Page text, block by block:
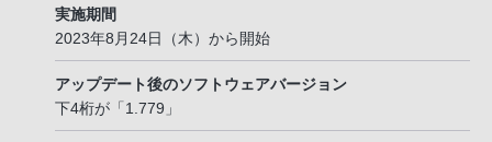
実施期間
2023年8月24日（木）から開始
アップデート後のソフトウェアバージョン
下4桁が「1.779」